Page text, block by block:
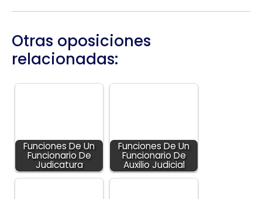
Otras oposiciones
relacionadas:
Funciones De Un
Funcionario De
Judicatura
Funciones De Un
Funcionario De
Auxilio Judicial